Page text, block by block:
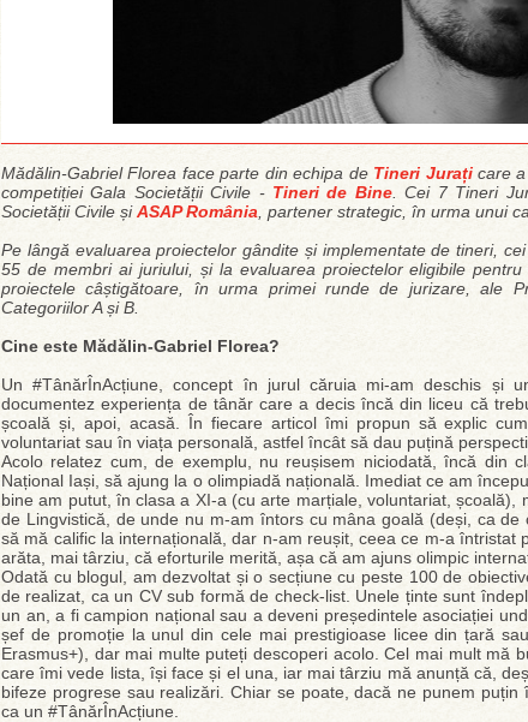
Mădălin-Gabriel Florea face parte din echipa de Tineri Jurațicare a
competiției Gala Societății Civile - Tineri de Bine. Cei 7 Tineri
Societății Civile șiASAP România , partener strategic, în urma unui
Pe lângă evaluarea proiectelor gândite și implementate de tineri,
55 de membri ai juriului, și la evaluarea proiectelor eligibile
proiectele câștigătoare, în urma primei runde de jurizare, ale
Categoriilor A și B.
Cine este Mădălin-Gabriel Florea?
Un #TânărÎnAcțiune, concept în jurul căruia mi-am deschis și
documentez experiența de tânăr care a decis încă din liceu că
școală și, apoi, acasă. În fiecare articol îmi propun să explic
voluntariat sau în viața personală, astfel încât să dau puțină
Acolo relatez cum, de exemplu, nu reușisem niciodată, încă din
Național Iași, să ajung la o olimpiadă națională. Imediat ce am
bine am putut, în clasa a XI-a (cu arte marțiale, voluntariat, școală),
de Lingvistică, de unde nu m-am întors cu mâna goală (deși, ca
să mă calific la internațională, dar n-am reușit, ceea ce m-a întristat
arăta, mai târziu, că eforturile merită, așa că am ajuns olimpic
Odată cu blogul, am dezvoltat și o secțiune cu peste 100 de
de realizat, ca un CV sub formă de check-list. Unele ținte sunt
un an, a fi campion național sau a deveni președintele asociației
șef de promoție la unul din cele mai prestigioase licee din țară
Erasmus+), dar mai multe puteți descoperi acolo. Cel mai mult mă
care îmi vede lista, își face și el una, iar mai târziu mă anunță că,
bifeze progrese sau realizări. Chiar se poate, dacă ne punem
ca un #TânărÎnAcțiune.